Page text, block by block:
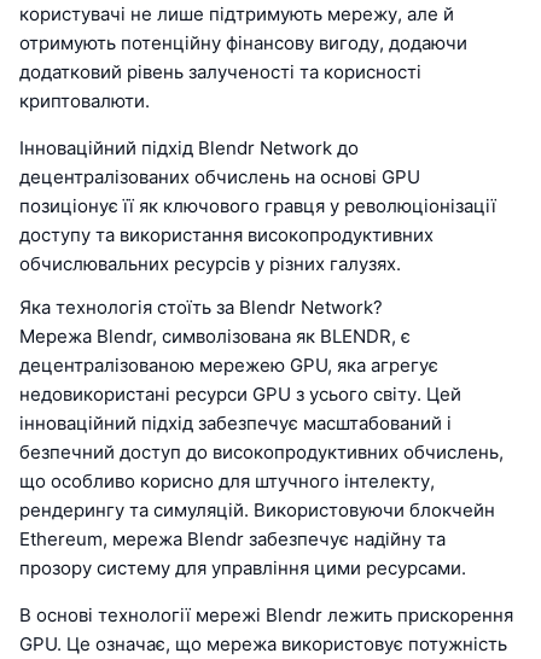
користувачі не лише підтримують мережу, але й
отримують потенційну фінансову вигоду, додаючи
додатковий рівень залученості та корисності
криптовалюти.
Інноваційний підхід Blendr Network до
децентралізованих обчислень на основі GPU
позиціонує її як ключового гравця у революціонізації
доступу та використання високопродуктивних
обчислювальних ресурсів у різних галузях.
Яка технологія стоїть за Blendr Network?
Мережа Blendr, символізована як BLENDR, є
децентралізованою мережею GPU, яка агрегує
недовикористані ресурси GPU з усього світу. Цей
інноваційний підхід забезпечує масштабований і
безпечний доступ до високопродуктивних обчислень,
що особливо корисно для штучного інтелекту,
рендерингу та симуляцій. Використовуючи блокчейн
Ethereum, мережа Blendr забезпечує надійну та
прозору систему для управління цими ресурсами.
В основі технології мережі Blendr лежить прискорення
GPU. Це означає, що мережа використовує потужність